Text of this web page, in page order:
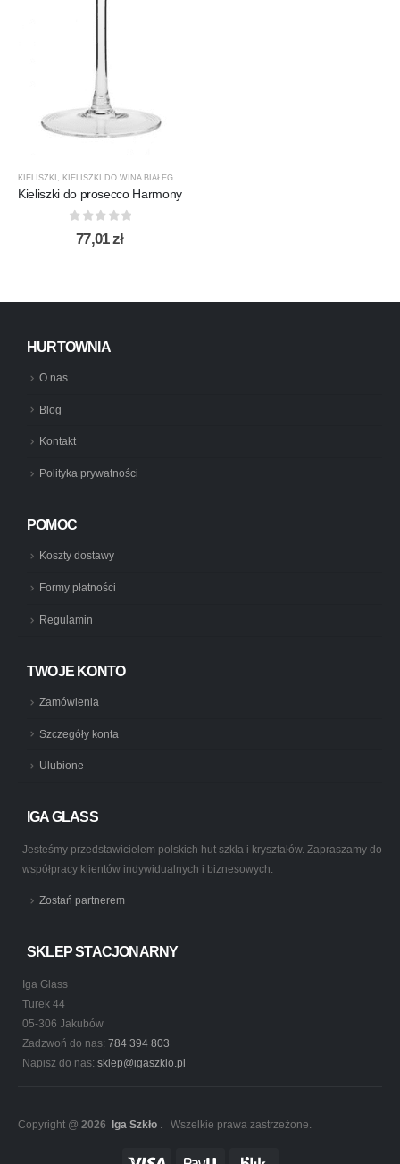
KIELISZKI , KIELISZKI DO WINA BIAŁEGO ,
Kieliszki do prosecco Harmony
out of 5
77,01zł
HURTOWNIA
O nas
Blog
Kontakt
Polityka prywatności
POMOC
Koszty dostawy
Formy płatności
Regulamin
TWOJE KONTO
Zamówienia
Szczegóły konta
Ulubione
IGA GLASS
Jesteśmy przedstawicielem polskich hut szkła i kryształów. Zapraszamy do
współpracy klientów indywidualnych i biznesowych.
Zostań partnerem
SKLEP STACJONARNY
Iga Glass
Turek 44
05-306 Jakubów
Zadzwoń do nas: 784 394 803
Napisz do nas: sklep@igaszklo.pl
Copyright @ 2026 Iga Szkło . Wszelkie prawa zastrzeżone.